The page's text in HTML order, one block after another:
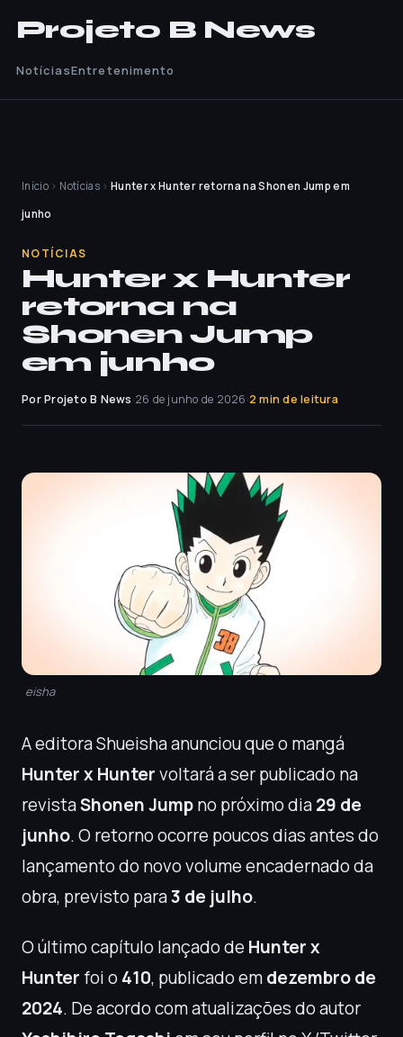
Projeto B News
NotíciasEntretenimento
Início › Notícias › Hunter x Hunter retorna na Shonen Jump em
junho
NOTÍCIAS
Hunter x Hunter
retorna na
Shonen Jump
em junho
Por Projeto B News·26 de junho de 2026·2 min de leitura
eisha
A editora Shueisha anunciou que o mangá
Hunter x Huntervoltará a ser publicado na
revistaShonen Jumpno próximo dia29 de
junho. O retorno ocorre poucos dias antes do
lançamento do novo volume encadernado da
obra, previsto para3 de julho.
O último capítulo lançado de Hunter x
Hunterfoi o410, publicado emdezembro de
2024. De acordo com atualizações do autor